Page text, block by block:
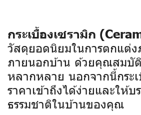
กระเบื้องเซรามิก
วัสดุยอดนิยมในการตกแต่ง
ภายนอกบ้าน ด้วยคุณสมบั
หลากหลาย นอกจากนี้กระ
ราคาเข้าถึงได้ง่ายและให้
ธรรมชาติในบ้านของคุณ